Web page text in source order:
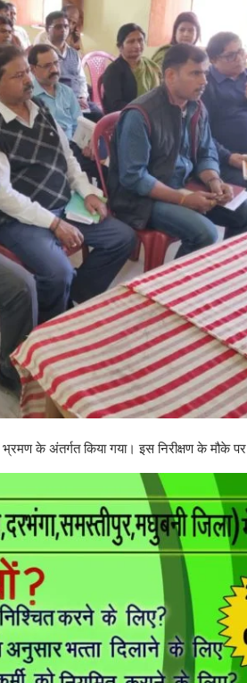
भ्रमण के अंतर्गत किया गया। इस निरीक्षण के मौके पर